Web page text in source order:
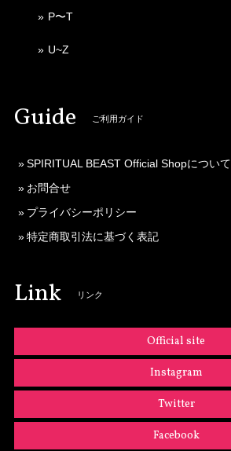
P〜T
U~Z
Guide ご利用ガイド
SPIRITUAL BEAST Official Shopについて
お問合せ
プライバシーポリシー
特定商取引法に基づく表記
Link リンク
Official site
Instagram
Twitter
Facebook